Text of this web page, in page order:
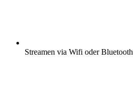
Streamen via Wifi oder Bluetooth